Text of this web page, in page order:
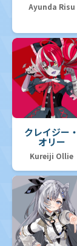
Ayunda Risu
クレイジー・
オリー
Kureiji Ollie